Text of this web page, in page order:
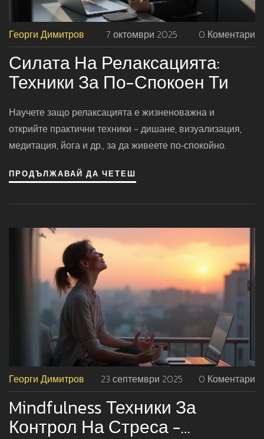
Георги Димитров 7 октомври 2025 0 Коментари
Силата На Релаксацията:
Техники За По-Спокоен Ти
Научете защо релаксацията е жизненоважна и
открийте практични техники - дишане, визуализация,
медитация, йога и др., за да живеете по‑спокойно.
ПРОДЪЛЖАВАЙ ДА ЧЕТЕШ
Георги Димитров 23 септември 2025 0 Коментари
Mindfulness Техники За
Контрол На Стреса -